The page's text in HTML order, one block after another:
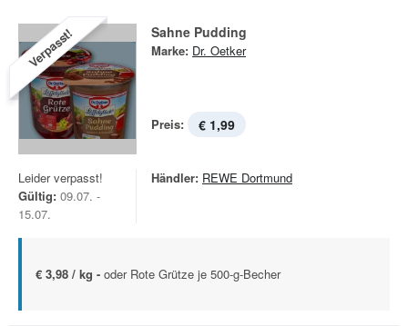
Verpasst! Sahne Pudding
Marke: Dr. Oetker
Preis: € 1,99
Leider verpasst!
Gültig: 09.07. -
15.07.
Händler: REWE Dortmund
€ 3,98 / kg - oder Rote Grütze je 500-g-Becher